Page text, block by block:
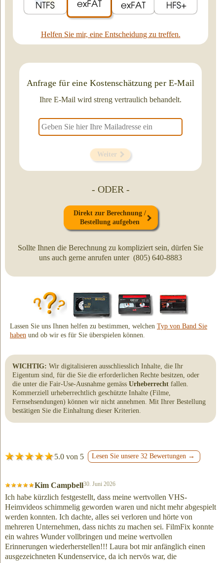
Helfen Sie mir, eine Entscheidung zu treffen.
Anfrage für eine Kostenschätzung per E-Mail
Ihre E-Mail wird streng vertraulich behandelt.
Weiter
- ODER -
Direkt zur Berechnung /
Bestellung aufgeben
Sollte Ihnen die Berechnung zu kompliziert sein, dürfen Sie
uns auch gerne anrufen unter (805) 640-8883
Lassen Sie uns Ihnen helfen zu bestimmen, welchen Typ von Band Sie
haben und ob wir es für Sie überspielen können.
WICHTIG: Wir digitalisieren ausschliesslich Inhalte, die Ihr
Eigentum sind, für die Sie die erforderlichen Rechte besitzen, oder
die unter die Fair-Use-Ausnahme gemäss Urheberrecht fallen.
Kommerziell urheberrechtlich geschützte Inhalte (Filme,
Fernsehsendungen) können wir nicht annehmen. Mit Ihrer Bestellung
bestätigen Sie die Einhaltung dieser Kriterien.
5.0 von 5 Lesen Sie unsere 32 Bewertungen →
Kim Campbell30. Juni 2026
Ich habe kürzlich festgestellt, dass meine wertvollen VHS-
Heimvideos schimmelig geworden waren und nicht mehr abgespielt
werden konnten. Ich dachte, alles sei verloren und hörte von
mehreren Unternehmen, dass nichts zu machen sei. FilmFix konnte
ein wahres Wunder vollbringen und meine wertvollen
Erinnerungen wiederherstellen!!! Laura bot mir anfänglich einen
ausgezeichneten Kundenservice, da ich nervös war, die